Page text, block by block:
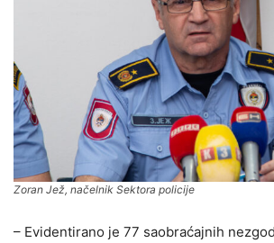
Zoran Jež, načelnik Sektora policije
– Evidentirano je 77 saobraćajnih